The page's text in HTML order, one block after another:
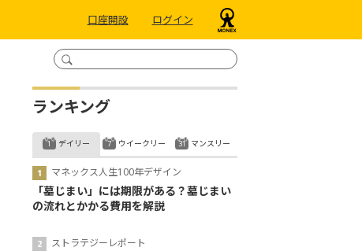
口座開設 ログイン
ランキング
デイリー
マネックス人生100年デザイン
「墓じまい」には期限がある？墓じまい
の流れとかかる費用を解説
ストラテジーレポート
ウイークリー マンスリー